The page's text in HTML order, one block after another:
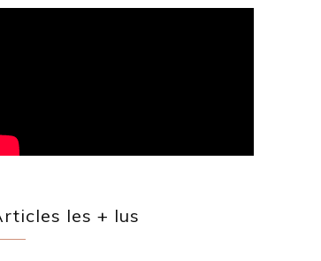
les + lus